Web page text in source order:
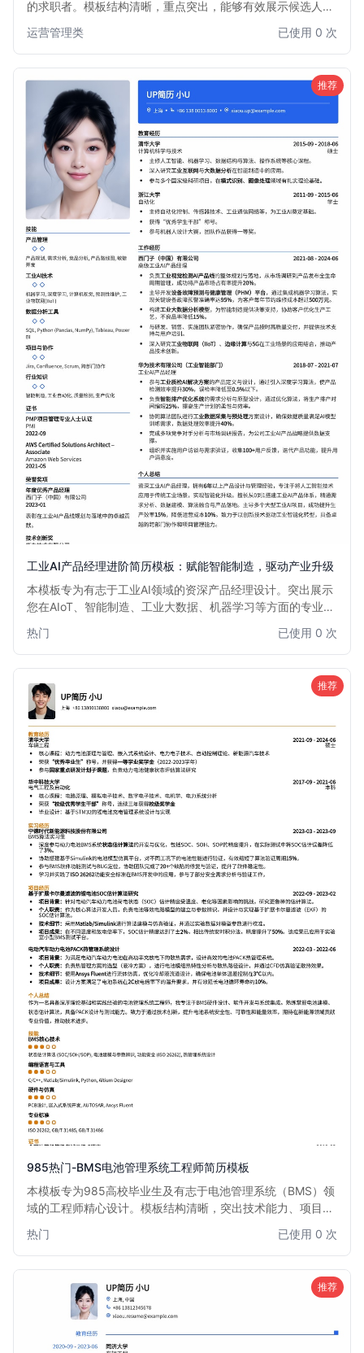
的求职者。模板结构清晰，重点突出，能够有效展示候选人在
果。简洁大方的设计风格，确保您的简历在众多求职者中脱颖
而出，助您快速获得面试机会。
运营管理类 已使用 0 次
推荐
工业AI产品经理进阶简历模板：赋能智能制造，驱动产业升级
本模板专为有志于工业AI领域的资深产品经理设计。突出展示
您在AIoT、智能制造、工业大数据、机器学习等方面的专业知
协作能力，助您在激烈的市场竞争中脱颖而出，获得心仪的工
业AI产品经理职位。
热门 已使用 0 次
推荐
985热门-BMS电池管理系统工程师简历模板
本模板专为985高校毕业生及有志于电池管理系统（BMS）领
域的工程师精心设计。模板结构清晰，突出技术能力、项目经
发、测试、算法工程师。通过此模板，您能有效展示在电池建
模、充放电控制、故障诊断等方面的专业知识和实践成果，助
热门 已使用 0 次
推荐